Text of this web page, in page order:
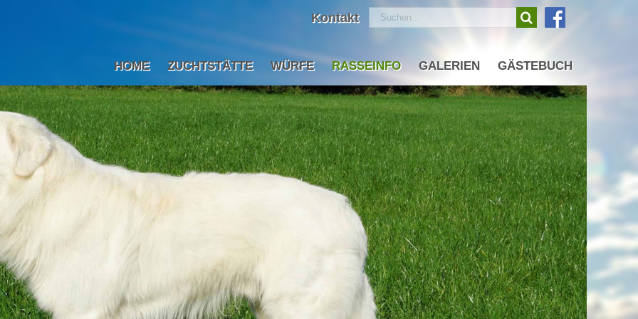
Kontakt
Suche
HOME ZUCHTSTÄTTE WÜRFE RASSEINFO GALERIEN GÄSTEBUCH